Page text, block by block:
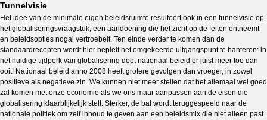
Tunnelvisie
Het idee van de minimale eigen beleidsruimte resulteert ook in een tunnelvisie op
het globaliseringsvraagstuk, een aandoening die het zicht op de feiten ontneemt
en beleidsopties nogal vertroebelt. Ten einde verder te komen dan de
standaardrecepten wordt hier bepleit het omgekeerde uitgangspunt te hanteren: in
het huidige tijdperk van globalisering doet nationaal beleid er juist meer toe dan
ooit! Nationaal beleid anno 2008 heeft grotere gevolgen dan vroeger, in zowel
positieve als negatieve zin. We kunnen niet meer stellen dat het allemaal wel goed
zal komen met onze economie als we ons maar aanpassen aan de eisen die
globalisering klaarblijkelijk stelt. Sterker, de bal wordt teruggespeeld naar de
nationale politiek om zelf inhoud te geven aan een beleidsmix die niet alleen past